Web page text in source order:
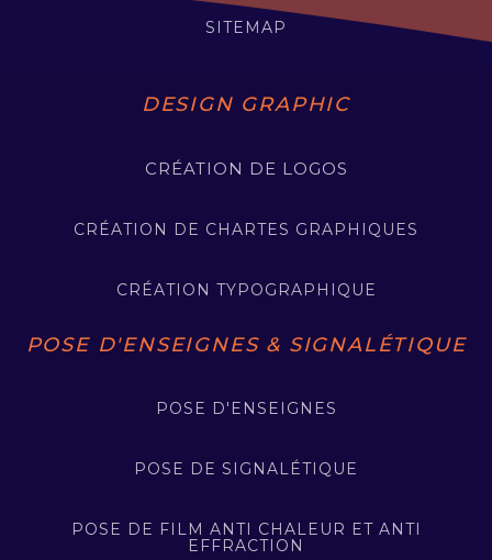
DESIGN GRAPHIC
CRÉATION DE LOGOS
CRÉATION DE CHARTES GRAPHIQUES
CRÉATION TYPOGRAPHIQUE
POSE D'ENSEIGNES & SIGNALÉTIQUE
POSE D'ENSEIGNES
POSE DE SIGNALÉTIQUE
POSE DE FILM ANTI CHALEUR ET ANTI
EFFRACTION
SITEMAP